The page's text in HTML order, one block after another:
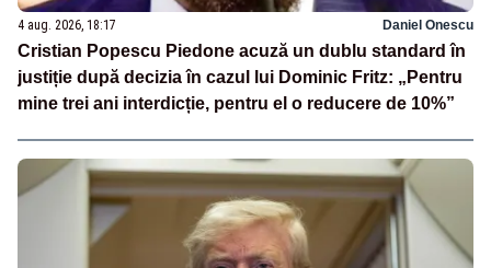
4 aug. 2026, 18:17 Daniel Onescu
Cristian Popescu Piedone acuză un dublu standard în
justiție după decizia în cazul lui Dominic Fritz: „Pentru
mine trei ani interdicție, pentru el o reducere de 10%”